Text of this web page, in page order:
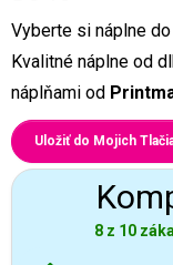
Vyberte si náplne
Kvalitné náplne od
náplňami od
Uložiť do Mojich
8 z 10